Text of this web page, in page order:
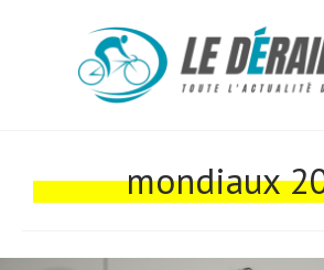
mondiaux
Tests de produits